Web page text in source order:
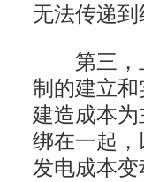
无法传递到
第三，上
制的建立
建造成本
绑在一起
发电成本